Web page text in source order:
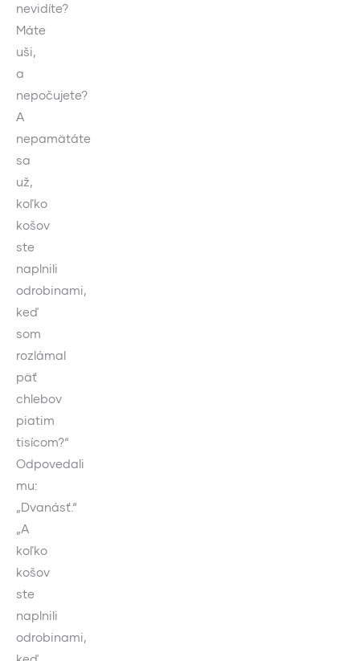
nevidíte?
Máte
uši,
a
nepočujete?
A
nepamätáte
sa
už,
koľko
košov
ste
naplnili
odrobinami,
keď
som
rozlámal
päť
chlebov
piatim
tisícom?“
Odpovedali
mu:
„Dvanásť.“
„A
koľko
košov
ste
naplnili
odrobinami,